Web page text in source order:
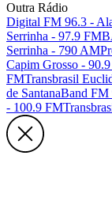
Outra Rádio
Digital FM 96.3 -
Serrinha - 97.9 FM
Serrinha - 790 AM
Capim Grosso -
FMTransbrasil
de SantanaBand FM
- 100.9 FM